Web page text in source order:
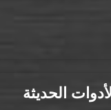
الحديثة